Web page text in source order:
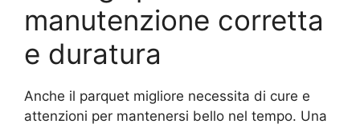
manutenzione corretta
e duratura
Anche il parquet migliore necessita di cure e
attenzioni per mantenersi bello nel tempo. Una